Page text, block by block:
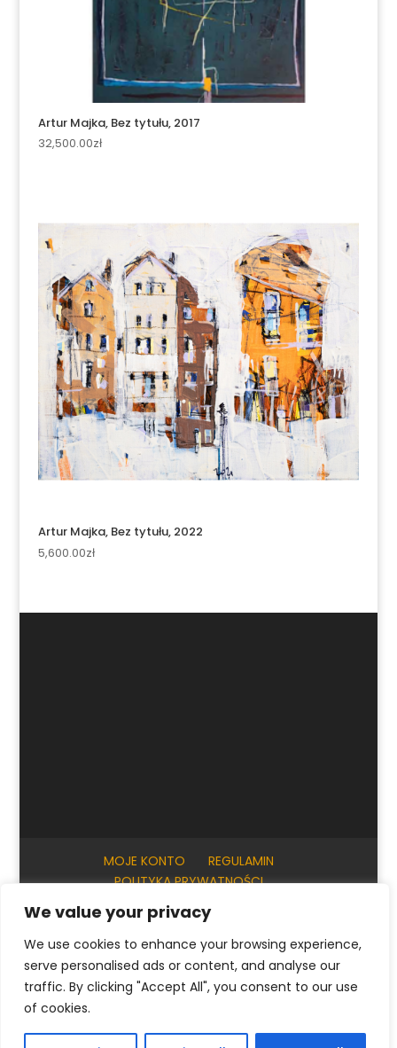
We value your privacy
We use cookies to enhance your browsing experience,
serve personalised ads or content, and analyse our
traffic. By clicking "Accept All", you consent to our use
of cookies.
Artur Majka, Bez tytułu, 2017
32,500.00zł
Artur Majka, Bez tytułu, 2022
5,600.00zł
MOJE KONTO
REGULAMIN
POLITYKA PRYWATNOŚCI
INFORMACJE PRAKTYCZNE
© ArtKrak Auction House 2023
Français
Francuski